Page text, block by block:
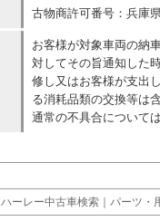
古物商許可番号：兵庫
お客様が対象車両の納
対してその旨通知した
修し又はお客様が支出
る消耗品類の交換等は
通常の不具合について
ハーレー中古車検索 パーツ・